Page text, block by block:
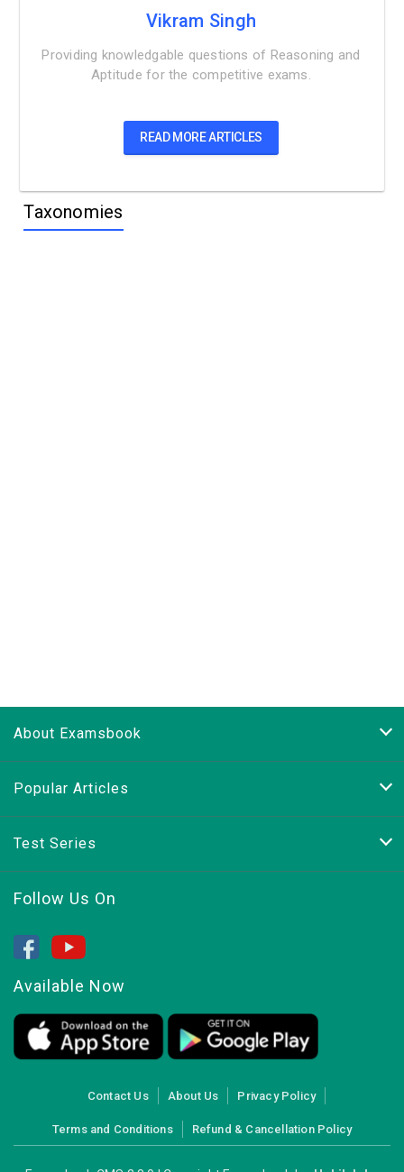
Vikram Singh
Providing knowledgable questions of Reasoning and
Aptitude for the competitive exams.
READ MORE ARTICLES
Taxonomies
About Examsbook
Popular Articles
Test Series
Follow Us On
Available Now
Contact Us About Us Privacy Policy
Terms and Conditions Refund & Cancellation Policy